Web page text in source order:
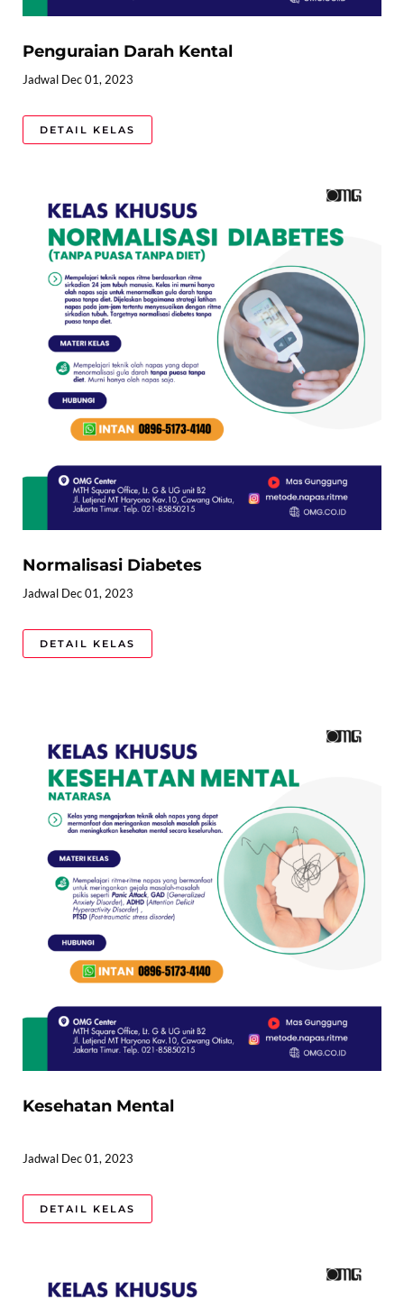
Penguraian Darah Kental
Jadwal Dec 01, 2023
DETAIL KELAS
Normalisasi Diabetes
Jadwal Dec 01, 2023
DETAIL KELAS
Kesehatan Mental
Jadwal Dec 01, 2023
DETAIL KELAS